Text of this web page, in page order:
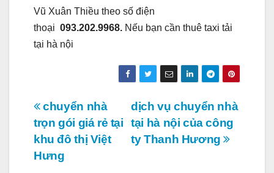
Vũ Xuân Thiều theo số điện
thoại 093.202.9968. Nếu bạn cần thuê taxi tải
tại hà nội
Điều
hướng
bài
dịch vụ chuyển nhà
tại hà nội của công
ty Thanh Hương
chuyển nhà
trọn gói giá rẻ tại
khu đô thị Việt
Hưng